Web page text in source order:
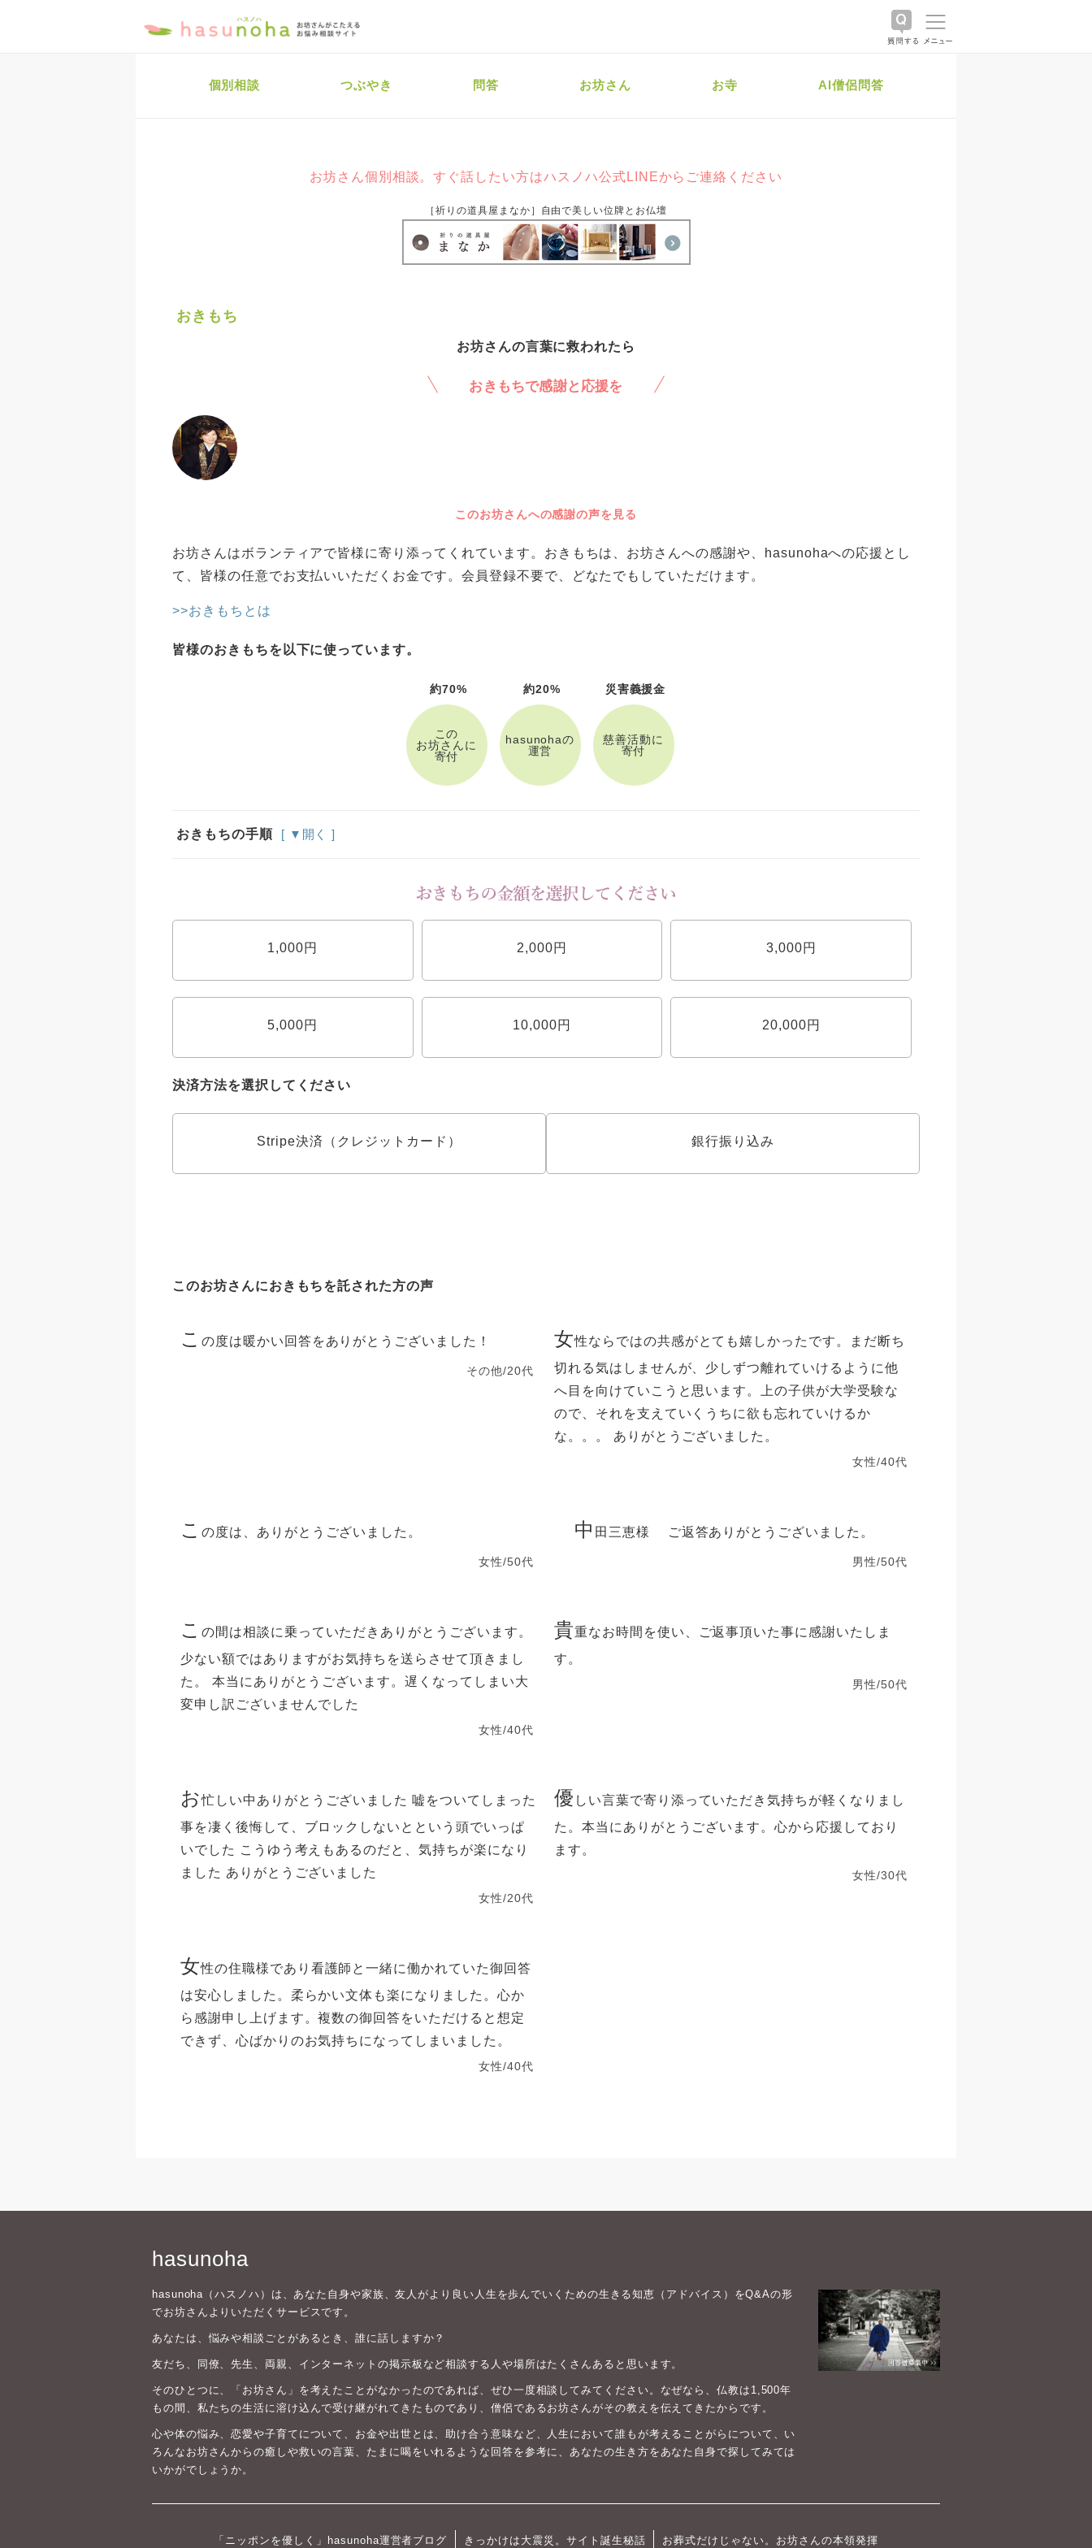
個別相談 つぶやき 問答 お坊さん お寺 AI僧侶問答
お坊さん個別相談。すぐ話したい方はハスノハ公式LINEからご連絡ください
［祈りの道具屋まなか］自由で美しい位牌とお仏壇
おきもち
お坊さんの言葉に救われたら
おきもちで感謝と応援を
このお坊さんへの感謝の声を見る
お坊さんはボランティアで皆様に寄り添ってくれています。おきもちは、お坊さんへの感謝や、hasunohaへの応援とし
て、皆様の任意でお支払いいただくお金です。会員登録不要で、どなたでもしていただけます。
>>おきもちとは
皆様のおきもちを以下に使っています。
約70%
この
お坊さんに
寄付
約20%
hasunohaの
運営
災害義援金
慈善活動に
寄付
おきもちの手順 [ ▼開く ]
1,000円 2,000円 3,000円
5,000円 10,000円 20,000円
決済方法を選択してください
Stripe決済（クレジットカード） 銀行振り込み
このお坊さんにおきもちを託された方の声
こ の度は暖かい回答をありがとうございました！
その他/20代
女性ならではの共感がとても嬉しかったです。まだ断ち
切れる気はしませんが、少しずつ離れていけるように他
へ目を向けていこうと思います。上の子供が大学受験な
ので、それを支えていくうちに欲も忘れていけるか
な。。。 ありがとうございました。
女性/40代
こ の度は、ありがとうございました。
女性/50代
中 田三恵様 ご返答ありがとうございました。
男性/50代
こ の間は相談に乗っていただきありがとうございます。
少ない額ではありますがお気持ちを送らさせて頂きまし
た。 本当にありがとうございます。遅くなってしまい大
変申し訳ございませんでした
女性/40代
貴重なお時間を使い、ご返事頂いた事に感謝いたしま
す。
男性/50代
お忙しい中ありがとうございました 嘘をついてしまった
事を凄く後悔して、ブロックしないとという頭でいっぱ
いでした こうゆう考えもあるのだと、気持ちが楽になり
ました ありがとうございました
女性/20代
優 しい言葉で寄り添っていただき気持ちが軽くなりまし
た。本当にありがとうございます。心から応援しており
ます。
女性/30代
女性の住職様であり看護師と一緒に働かれていた御回答
は安心しました。柔らかい文体も楽になりました。心か
ら感謝申し上げます。複数の御回答をいただけると想定
できず、心ばかりのお気持ちになってしまいました。
女性/40代
hasunoha
hasunoha（ハスノハ）は、あなた自身や家族、友人がより良い人生を歩んでいくための生きる知恵（アドバイス）をQ&Aの形
でお坊さんよりいただくサービスです。
あなたは、悩みや相談ごとがあるとき、誰に話しますか？
友だち、同僚、先生、両親、インターネットの掲示板など相談する人や場所はたくさんあると思います。
そのひとつに、「お坊さん」を考えたことがなかったのであれば、ぜひ一度相談してみてください。なぜなら、仏教は1,500年
もの間、私たちの生活に溶け込んで受け継がれてきたものであり、僧侶であるお坊さんがその教えを伝えてきたからです。
心や体の悩み、恋愛や子育てについて、お金や出世とは、助け合う意味など、人生において誰もが考えることがらについて、い
ろんなお坊さんからの癒しや救いの言葉、たまに喝をいれるような回答を参考に、あなたの生き方をあなた自身で探してみては
いかがでしょうか。
「ニッポンを優しく」hasunoha運営者ブログ きっかけは大震災。サイト誕生秘話 お葬式だけじゃない。お坊さんの本領発揮